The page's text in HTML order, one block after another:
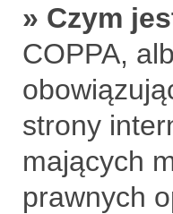
» Czym
COPPA,
strony
mających
prawnych